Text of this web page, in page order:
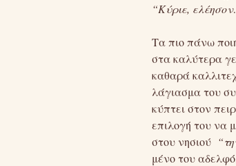
“Κύριε,
Τα πιο πάνω
στα καλύτερα
καθαρά
λάγιασμα του
κύπτει στον
επιλογή του να
στου νησιού
μένο του